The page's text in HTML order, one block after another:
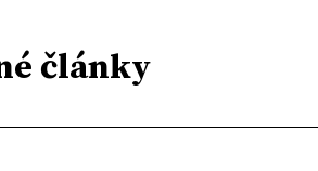
články